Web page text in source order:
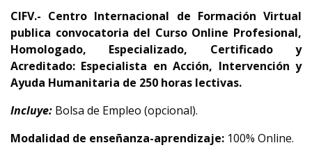
CIFV.- Centro Internacional de Formación Virtual
publica convocatoria del Curso Online Profesional,
Homologado, Especializado, Certificado y
Acreditado: Especialista en Acción, Intervención y
Ayuda Humanitaria de 250 horas lectivas.
Incluye: Bolsa de Empleo (opcional).
Modalidad de enseñanza-aprendizaje: 100% Online.